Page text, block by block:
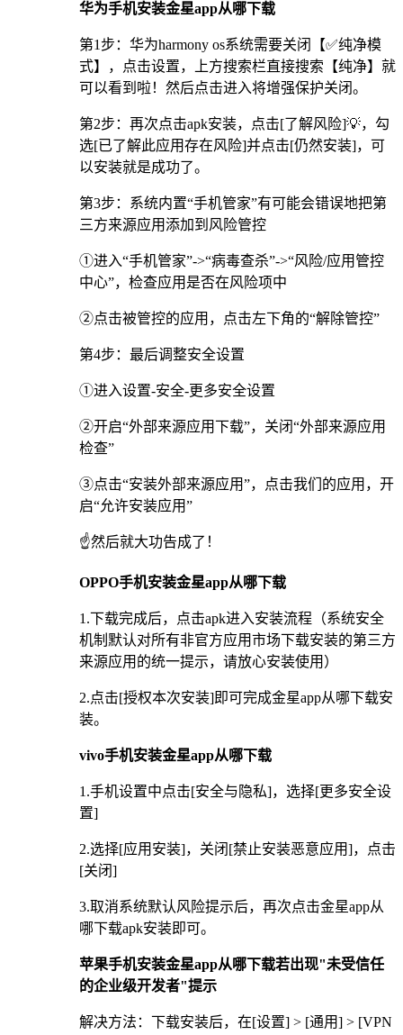
华为手机安装金星app从哪下载
第1步：华为harmony os系统需要关闭【✅纯净模
式】，点击设置，上方搜索栏直接搜索【纯净】就
可以看到啦！然后点击进入将增强保护关闭。
第2步：再次点击apk安装，点击[了解风险]💡，勾
选[已了解此应用存在风险]并点击[仍然安装]，可
以安装就是成功了。
第3步：系统内置“手机管家”有可能会错误地把第
三方来源应用添加到风险管控
①进入“手机管家”->“病毒查杀”->“风险/应用管控
中心”，检查应用是否在风险项中
②点击被管控的应用，点击左下角的“解除管控”
第4步：最后调整安全设置
①进入设置-安全-更多安全设置
②开启“外部来源应用下载”，关闭“外部来源应用
检查”
③点击“安装外部来源应用”，点击我们的应用，开
启“允许安装应用”
☝️然后就大功告成了！
OPPO手机安装金星app从哪下载
1.下载完成后，点击apk进入安装流程（系统安全
机制默认对所有非官方应用市场下载安装的第三方
来源应用的统一提示，请放心安装使用）
2.点击[授权本次安装]即可完成金星app从哪下载安
装。
vivo手机安装金星app从哪下载
1.手机设置中点击[安全与隐私]，选择[更多安全设
置]
2.选择[应用安装]，关闭[禁止安装恶意应用]，点击
[关闭]
3.取消系统默认风险提示后，再次点击金星app从
哪下载apk安装即可。
苹果手机安装金星app从哪下载若出现"未受信任
的企业级开发者"提示
解决方法：下载安装后，在[设置] > [通用] > [VPN